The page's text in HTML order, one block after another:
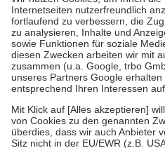
Kosten der Leistung zu entrichten.
Diese Regeln gelten grundsätzlich
Bei Heilmitteln und häuslicher
Zuzahlung zehn Prozent der
Verordnung.
Um das Engagement der
stärken und die besondere
fallenkeine Zuzahlungenan bei:
• Kindern und Jugendlichen bis
mit Ausnahme der Fahrkosten